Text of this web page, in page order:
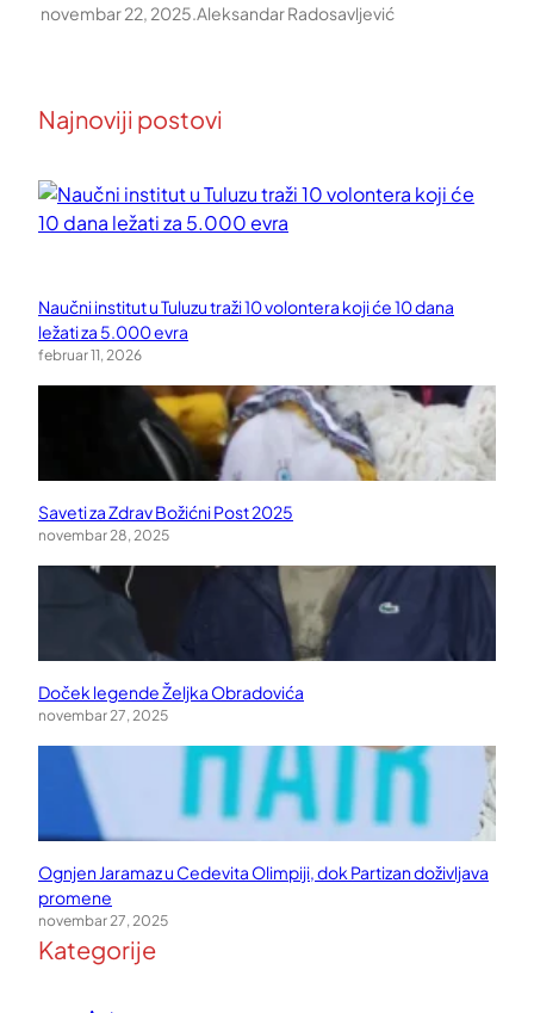
novembar 22, 2025 Aleksandar Radosavljević
Najnoviji postovi
Naučni institut u Tuluzu traži 10 volontera koji će 10 dana
ležati za 5.000 evra
februar 11, 2026
Saveti za Zdrav Božićni Post 2025
novembar 28, 2025
Doček legende Željka Obradovića
novembar 27, 2025
Ognjen Jaramaz u Cedevita Olimpiji, dok Partizan doživljava
promene
novembar 27, 2025
Kategorije